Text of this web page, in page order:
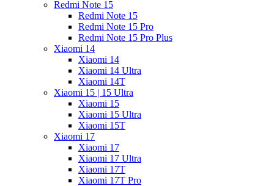
Redmi Note 15
Redmi Note 15
Redmi Note 15 Pro
Redmi Note 15 Pro Plus
Xiaomi 14
Xiaomi 14
Xiaomi 14 Ultra
Xiaomi 14T
Xiaomi 15 | 15 Ultra
Xiaomi 15
Xiaomi 15 Ultra
Xiaomi 15T
Xiaomi 17
Xiaomi 17
Xiaomi 17 Ultra
Xiaomi 17T
Xiaomi 17T Pro